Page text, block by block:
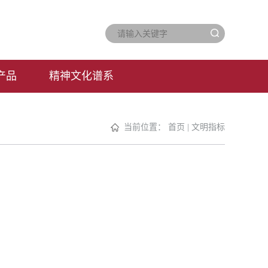
品 精神文化谱系
当前位置： 首页 文明指标